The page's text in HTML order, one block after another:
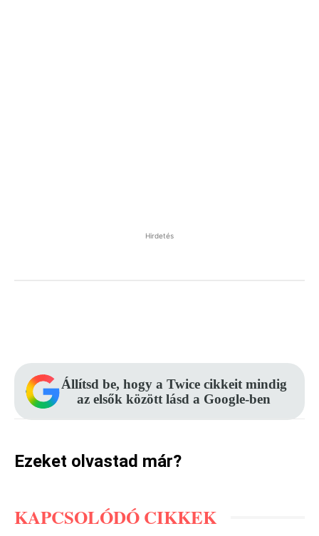
Hirdetés
Állítsd be, hogy a Twice cikkeit mindig
az elsők között lásd a Google-ben
Ezeket olvastad már?
KAPCSOLÓDÓ CIKKEK